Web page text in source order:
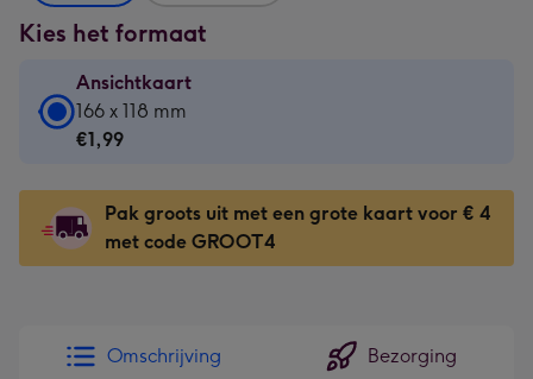
Kies het formaat
Ansichtkaart
Ansichtkaart
-
-
166
x
Dimensions:
166 x 118 mm
€1,99
Pak groots uit met een grote kaart voor € 4
met code GROOT4
Omschrijving Bezorging